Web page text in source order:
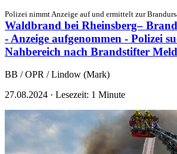
Polizei nimmt Anzeige auf und ermittelt zur
Waldbrand bei Rheinsberg–
- Anzeige aufgenommen - Polizei
Nahbereich nach Brandstifter
BB / OPR / Lindow (Mark)
27.08.2024 · Lesezeit: 1 Minute